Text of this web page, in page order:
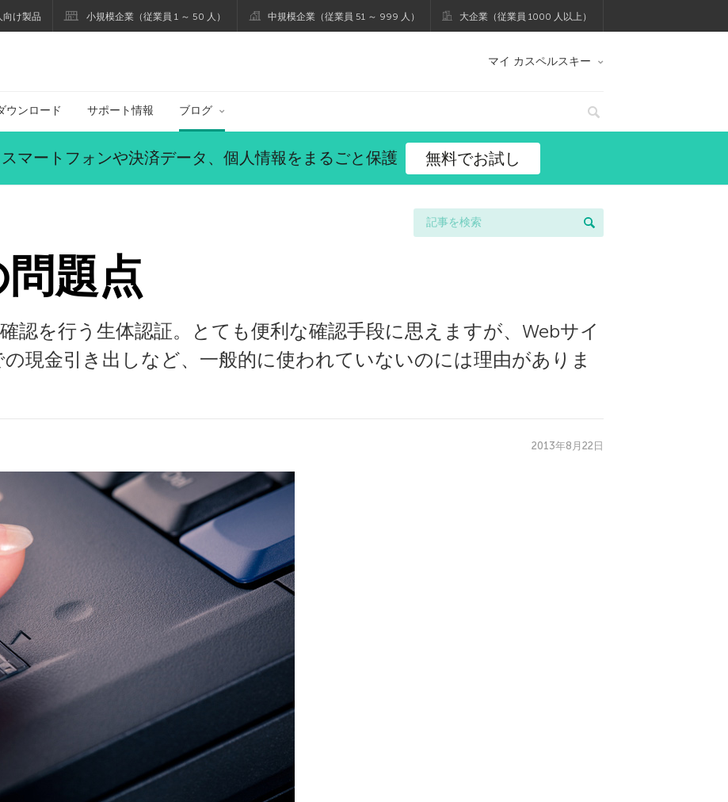
向け製品 小規模企業（従業員 1 ～ 50 人） 中規模企業（従業員 51 ～ 999 人） 大企業（従業員 1000 人以上）
ブログ マイ カスペルスキー
ウンロード サポート情報 ブログ
マートフォンや決済データ、個人情報をまるごと保護 無料でお試し
題点
認を行う生体認証。とても便利な確認手段に思えますが、Webサイ
現金引き出しなど、一般的に使われていないのには理由がありま
2013年8月22日